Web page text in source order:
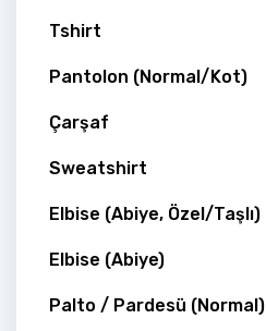
Tshirt
Pantolon (Normal/Kot)
Çarşaf
Sweatshirt
Elbise (Abiye, Özel/Taşlı)
Elbise (Abiye)
Palto / Pardesü (Normal)